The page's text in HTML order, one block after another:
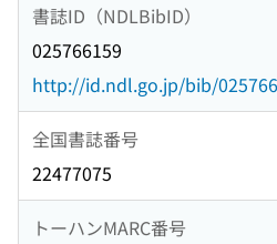
書誌ID（NDLBibID）
025766159
http://id.ndl.go.jp/bib/
全国書誌番号
22477075
トーハンMARC番号